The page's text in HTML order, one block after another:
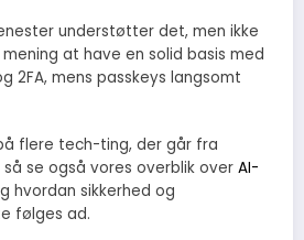
understøtter det, men ikke
at have en solid basis med
2FA, mens passkeys langsomt
flere tech-ting, der går fra
så se også vores overblik over AI-
hvordan sikkerhed og
følges ad.